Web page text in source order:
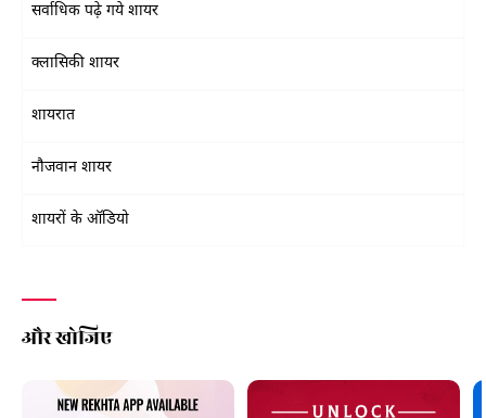
सर्वाधिक पढ़े गये शायर
क्लासिकी शायर
शायरात
नौजवान शायर
शायरों के ऑडियो
और खोजिए